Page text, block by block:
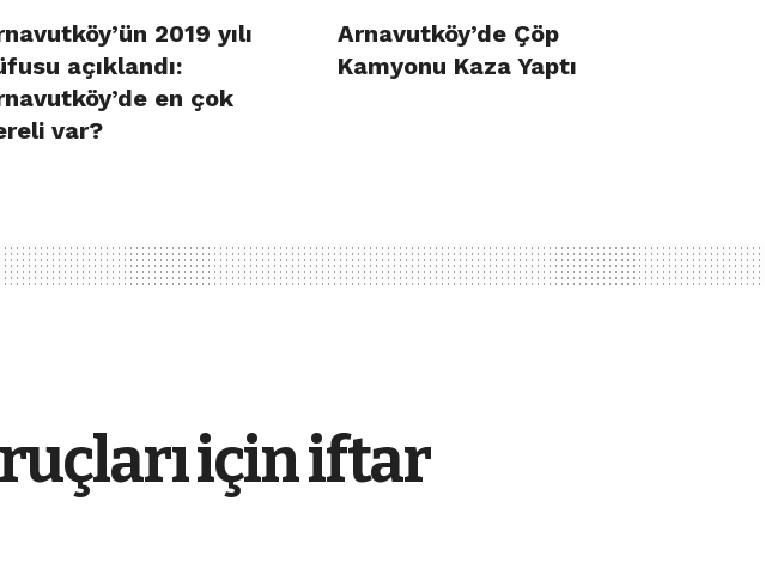
2019 yılı
açıklandı:
en çok
var?
Arnavutköy’de Çöp
Kamyonu Kaza Yaptı
için iftar